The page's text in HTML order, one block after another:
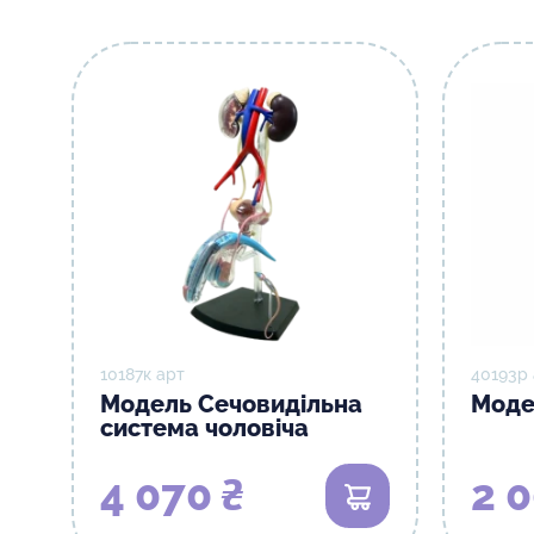
10187к арт
Модель Сечовидільна
система чоловіча
4 070 ₴ В кошик
40193р
2